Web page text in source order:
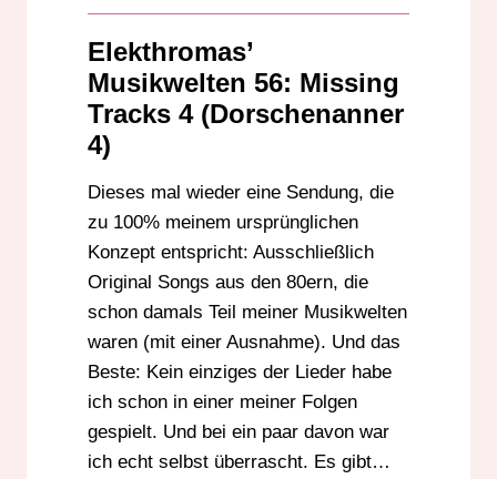
Elekthromas’
Musikwelten 56: Missing
Tracks 4 (Dorschenanner
4)
Dieses mal wieder eine Sendung, die
zu 100% meinem ursprünglichen
Konzept entspricht: Ausschließlich
Original Songs aus den 80ern, die
schon damals Teil meiner Musikwelten
waren (mit einer Ausnahme). Und das
Beste: Kein einziges der Lieder habe
ich schon in einer meiner Folgen
gespielt. Und bei ein paar davon war
ich echt selbst überrascht. Es gibt…